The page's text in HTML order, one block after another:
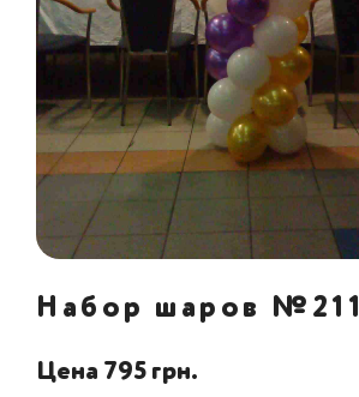
Набор шаров №211
Цена 795 грн.